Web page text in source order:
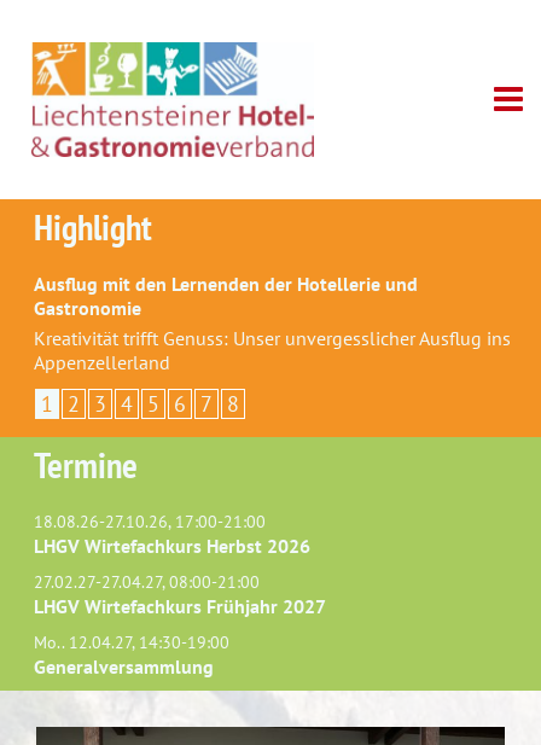
Highlight
Ausflug mit den Lernenden der Hotellerie und
Gastronomie
Kreativität trifft Genuss: Unser unvergesslicher Ausflug ins
Appenzellerland
1 2 3 4 5 6 7 8
Termine
18.08.26-27.10.26, 17:00-21:00
LHGV Wirtefachkurs Herbst 2026
27.02.27-27.04.27, 08:00-21:00
LHGV Wirtefachkurs Frühjahr 2027
Mo.. 12.04.27, 14:30-19:00
Generalversammlung